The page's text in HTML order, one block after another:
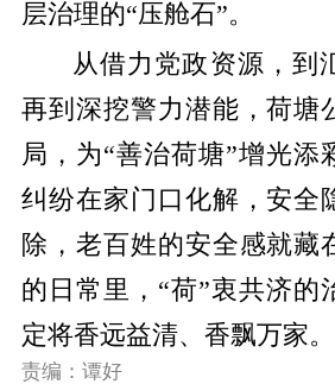
层治理的“压舱石”。
从借力党政资源，到
再到深挖警力潜能，荷塘
局，为“善治荷塘”增光添
纠纷在家门口化解，安全
除，老百姓的安全感就藏
的日常里，“荷”衷共济的
定将香远益清、香飘万家。
责编：谭好